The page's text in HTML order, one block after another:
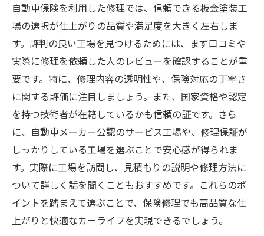
自動車保険を利用した修理では、信頼できる板金塗装工
場の選択が仕上がりの品質や満足度を大きく左右しま
す。評判の良い工場を見つけるためには、まず口コミや
実際に修理を依頼した人のレビューを確認することが重
要です。特に、修理内容の透明性や、保険対応の丁寧さ
に関する評価に注目しましょう。また、国家資格や認定
を持つ技術者が在籍しているかも信頼の証です。さら
に、自動車メーカー公認のサービス工場や、修理保証が
しっかりしている工場を選ぶことで安心感が得られま
す。実際に工場を訪問し、見積もりの説明や修理方法に
ついて詳しく話を聞くこともおすすめです。これらのポ
イントを踏まえて選ぶことで、保険修理でも高品質な仕
上がりと快適なカーライフを実現できるでしょう。